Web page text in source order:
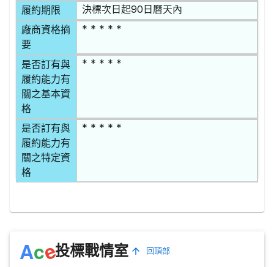
履約期限 決標次日起90日曆天內
廠商資格摘
要
* * * * *
是否訂有與
履約能力有
關之基本資
格
* * * * *
是否訂有與
履約能力有
關之特定資
格
* * * * *
Ace投標戰情室 回頂部